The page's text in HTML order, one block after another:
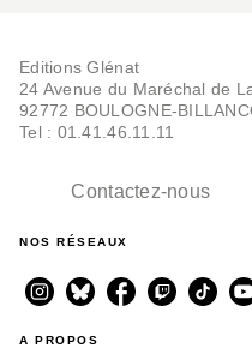
Yan - Tome
Chang Sheng
Editions Glénat
24 Avenue du Maréchal de
92772 BOULOGNE-
Tel : 01.41.46.11.11
Contactez-nous
NOS RÉSEAUX
A PROPOS